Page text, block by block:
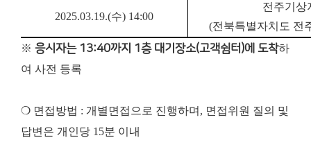
2025.03.19.(수) 14:00
전주기
(전북특별자치도 전
※ 응시자는 13:40까지 1층 대기장소(고객쉼터)에 도착하
여 사전 등록
❍ 면접방법 : 개별면접으로 진행하며, 면접위원 질의 및
답변은 개인당 15분 이내